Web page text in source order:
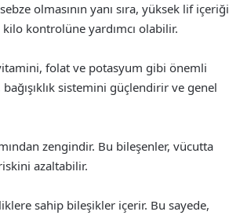
olmasının yanı sıra, yüksek lif içeriği
kontrolüne yardımcı olabilir.
folat ve potasyum gibi önemli
sistemini güçlendirir ve genel
zengindir. Bu bileşenler, vücutta
azaltabilir.
sahip bileşikler içerir. Bu sayede,